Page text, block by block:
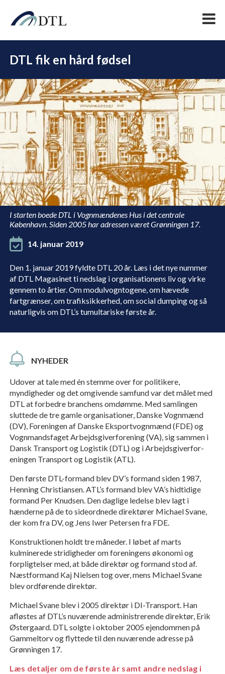
DEL
NYHEDER
DTL fik en hård fødsel
Den 1. januar 2019 fyldte DTL 20 år. Læs i det nye nummer
af DTL Magasinet ti nedslag i organisationens liv og virke
gennem to årtier. Om modulvogntogene, om hævede
fartgrænser, om trafiksikkerhed, om social dumping og så
naturligvis om DTL’s tumultariske første år.
I starten boede DTL i Vognmændenes Hus i det centrale
København. Siden 2005 har adressen været Grønningen 17.
14. januar 2019
Udover at tale med én stemme over for po­litikere,
myndighe­der og det omgiven­de samfund var det målet med
DTL at forbedre branchens omdømme. Med samlingen
sluttede de tre gamle organi­sationer, Danske Vognmænd
(DV), Foreningen af Danske Eksportvognmænd (FDE) og
Vogn­mandsfaget Arbejdsgiverforening (VA), sig sammen i
Dansk Transport og Logistik (DTL) og i Arbejdsgiverfor­
eningen Transport og Logistik (ATL).
Den første DTL-formand blev DV’s formand siden 1987,
Henning Christiansen. ATL’s formand blev VA’s hidtidige
formand Per Knudsen. Den daglige ledelse blev lagt i
hænderne på de to sideordnede direk­tører Michael Svane,
der kom fra DV, og Jens Iwer Petersen fra FDE.
Konstruktionen holdt tre måneder. I løbet af marts
kulminerede stridighe­der om foreningens økonomi og
forplig­telser med, at både direktør og formand stod af.
Næstformand Kaj Nielsen tog over, mens Michael Svane
blev ordføren­de direktør.
Michael Svane blev i 2005 direktør i DI-Transport. Han
afløstes af DTL’s nuværende administrerende direktør, Erik
Østergaard. DTL solgte i oktober 2005 ejendommen på
Gammeltorv og flyttede til den nuværende adresse på
Grønningen 17.
Læs detaljer om de første år samt andre nedslag i